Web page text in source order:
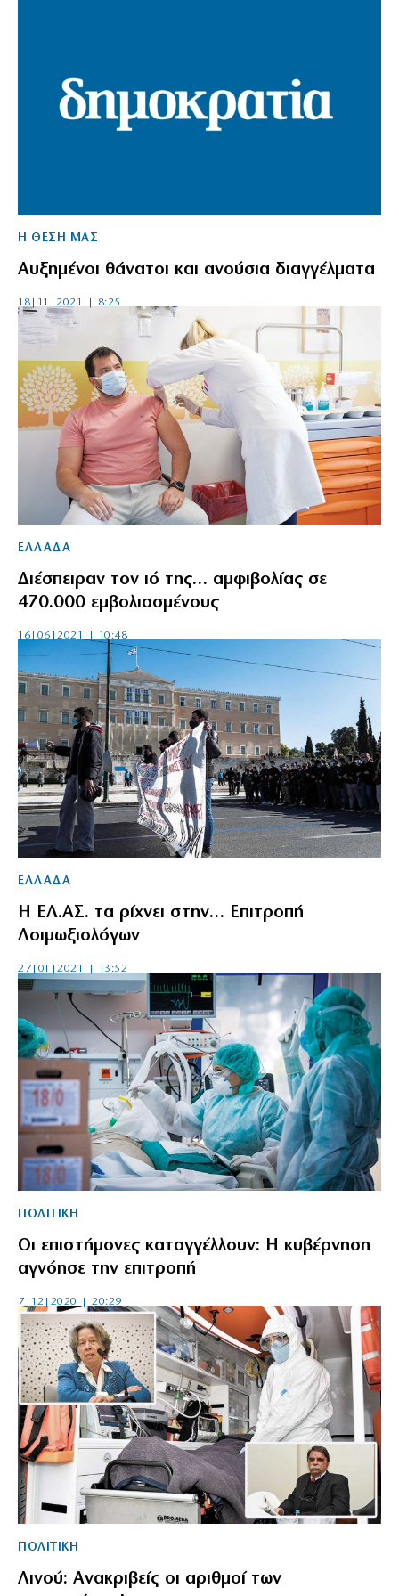
Η ΘΕΣΗ ΜΑΣ
Αυξημένοι θάνατοι και ανούσια διαγγέλματα
18|11|2021 | 8:25
ΕΛΛΑΔΑ
Διέσπειραν τον ιό της… αμφιβολίας σε
470.000 εμβολιασμένους
16|06|2021 | 10:48
ΕΛΛΑΔΑ
Η ΕΛ.ΑΣ. τα ρίχνει στην… Επιτροπή
Λοιμωξιολόγων
27|01|2021 | 13:52
ΠΟΛΙΤΙΚΗ
Οι επιστήμονες καταγγέλλουν: Η κυβέρνηση
αγνόησε την επιτροπή
7|12|2020 | 20:29
ΠΟΛΙΤΙΚΗ
Λινού: Ανακριβείς οι αριθμοί των